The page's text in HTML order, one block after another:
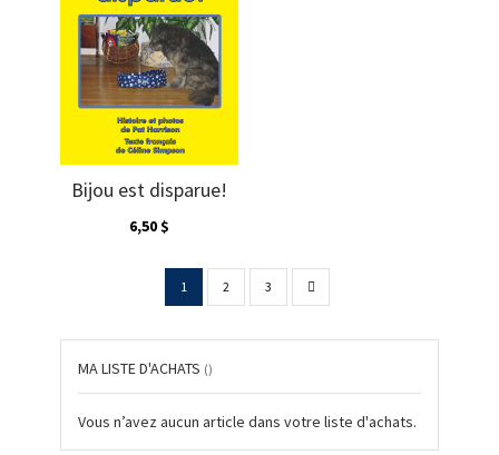
Bijou est disparue!
6,50 $
Page
Vous
la
page
1 Page
2 Page
3 Page
Suivant
MA LISTE D'ACHATS
Vous n’avez aucun article dans votre liste d'achats.